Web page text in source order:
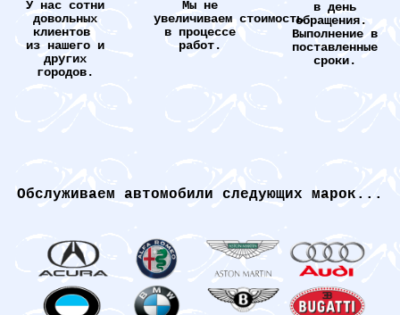
У нас сотни
довольных
клиентов
из нашего и
других
городов.
Мы не
увеличиваем стоимость
в процессе
работ.
в день
обращения.
Выполнение в
поставленные
сроки.
Обслуживаем автомобили следующих марок...